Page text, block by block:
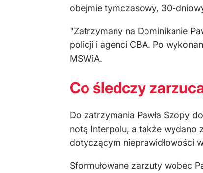
obejmie tymczasowy, 30-
"Zatrzymany na Dominikanie
policji i agenci CBA. Po
MSWiA.
Co śledczy
Do zatrzymania Pawła Szopy
notą Interpolu, a także wydano
dotyczącym nieprawidłowości
Sformułowane zarzuty wobec